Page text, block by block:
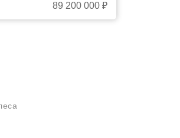
89 200 000 ₽